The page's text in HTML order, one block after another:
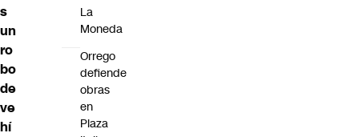
s
un
ro
bo
de
ve
hí
La
Moneda
Orrego
defiende
obras
en
Plaza